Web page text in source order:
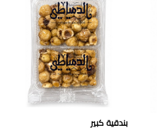
بندقية كبير